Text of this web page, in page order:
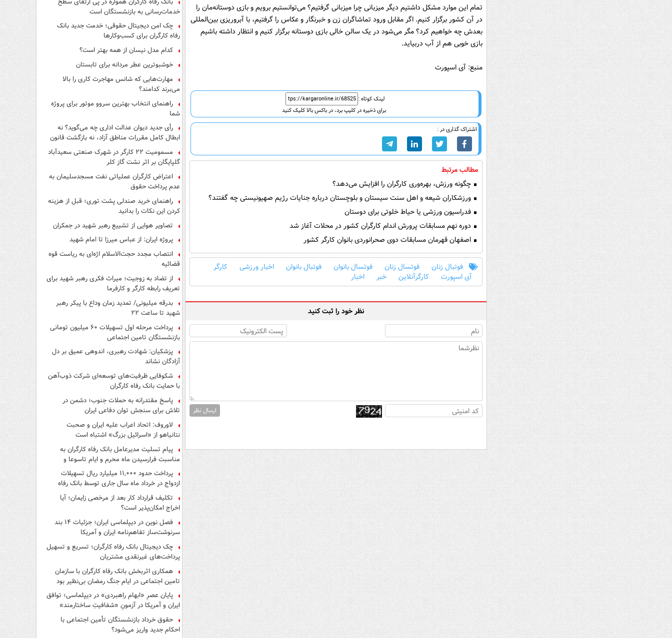
تمام این موارد مشکل داشتیم دیگر میزبانی چرا میزبانی گرفتیم؟ می‌توانستیم برویم و بازی‌ دوستانه‌مان را
در آن کشور برگزار کنیم. اگر مقابل ورود تماشاگران زن و خبرنگار و عکاس را گرفتیم، با آبروریزی بین‌المللی
بعدش چه خواهیم کرد؟ مگر می‌شود در یک سالن خالی بازی دوستانه برگزار کنیم و انتظار داشته باشیم
بازی خوبی هم از آب دربیاید.
منبع: آی اسپورت
لینک کوتاه :
برای ذخیره در کلیپ برد، در باکس بالا کلیک کنید
اشتراک گذاری در :
مطالب مرتبط
چگونه ورزش، بهره‌وری کارگران را افزایش می‌دهد؟
ورزشکاران شیعه و اهل سنت سیستان و بلوچستان درباره جنایات رژیم صهیونیستی چه گفتند؟
فدراسیون ورزشی یا حیاط خلوتی برای دوستان
دوره نهم مسابقات پرورش اندام کارگران کشور در محلات آغاز شد
اصفهان قهرمان مسابقات دوی صحرانوردی بانوان کارگر کشور
فوتبال زنان فوتسال زنان فوتسال بانوان فوتبال بانوان اخبار ورزشی
کارگر
آی اسپورت
کارگرآنلاین خبر اخبار
نظر خود را ثبت کنید
ارسال نظر
خدمات‌رسانی به بازنشستگان است
چک امن دیجیتال حقوقی؛ خدمت جدید بانک
رفاه کارگران برای کسب‌وکارها
کدام مدل نیسان از همه بهتر است؟
خوشبوترین عطر مردانه برای تابستان
مهارت‌هایی که شانس مهاجرت کاری را بالا
می‌برند کدامند؟
راهنمای انتخاب بهترین سروو موتور برای پروژه
شما
رأی جدید دیوان عدالت اداری چه می‌گوید؟ نه
ابطال کامل مقررات مناطق آزاد، نه بازگشت قانون
مسمومیت ۲۲ کارگر در شهرک صنعتی سعیدآباد
گلپایگان بر اثر نشت گاز کلر
اعتراض کارگران عملیاتی نفت مسجدسلیمان به
عدم پرداخت حقوق
راهنمای خرید صندلی پشت توری؛ قبل از هزینه
کردن این نکات را بدانید
تصاویر هوایی از تشییع رهبر شهید در جمکران
پروژه ایران: از عباس میرزا تا امام شهید
انتصاب مجدد حجت‌الاسلام اژه‌ای به ریاست قوه‌
قضائیه
از تضاد به زوجیت؛ میراث فکری رهبر شهید برای
تعریف رابطه کارگر و کارفرما
بدرقه میلیونی/ تمدید زمان وداع با پیکر رهبر
شهید تا ساعت ۲۲
پرداخت مرحله اول تسهیلات ۶۰ میلیون تومانی
بازنشستگان تامین اجتماعی
پزشکیان: شهادت رهبری، اندوهی عمیق بر دل
آزادگان نشاند
شکوفایی ظرفیت‌های توسعه‌ای شرکت ذوب‌آهن
با حمایت‌ بانک رفاه کارگران
پاسخ مقتدرانه به حملات جنوب؛ دشمن در
تلاش برای سنجش توان دفاعی ایران
لاوروف: اتحاد اعراب علیه ایران و صحبت
نتانیاهو از «اسرائیل بزرگ» اشتباه است
پیام تسلیت مدیرعامل بانک رفاه کارگران به
مناسبت فرارسیدن ماه محرم و ایام تاسوعا و
عاشورای حسینی
پرداخت حدود ۱۱,۰۰۰ میلیارد ریال تسهیلات
ازدواج در خرداد ماه سال جاری توسط بانک رفاه
کارگران
تکلیف قرارداد کار بعد از مرخصی زایمان؛ آیا
اخراج امکان‌پذیر است؟
فصل نوین در دیپلماسی ایران؛ جزئیات ۱۴ بند
سرنوشت‌ساز تفاهم‌نامه ایران و آمریکا
چک دیجیتال بانک رفاه کارگران؛ تسریع و تسهیل
پرداخت‌های غیرنقدی مشتریان
همکاری اثربخش بانک رفاه کارگران با سازمان
تامین اجتماعی در ایام جنگ رمضان بی‌نظیر بود
پایان عصرِ «ابهام راهبردی» در دیپلماسی؛ توافق
ایران و آمریکا در آزمونِ «شفافیتِ ساختارمند»
حقوق خرداد بازنشستگان تأمین اجتماعی با
احکام جدید واریز می‌شود؟